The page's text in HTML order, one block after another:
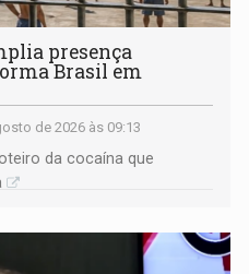
presença
Brasil em
de 2026 às 09:13
da cocaína que